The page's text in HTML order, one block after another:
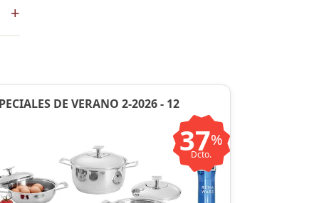
+
DE VERANO 2-2026 - 12
37%
Dcto.